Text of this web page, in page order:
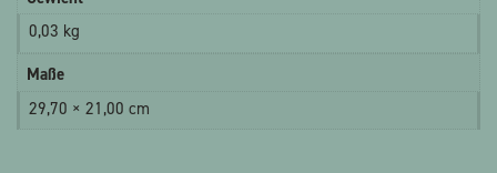
0,03 kg
Maße
29,70 × 21,00 cm